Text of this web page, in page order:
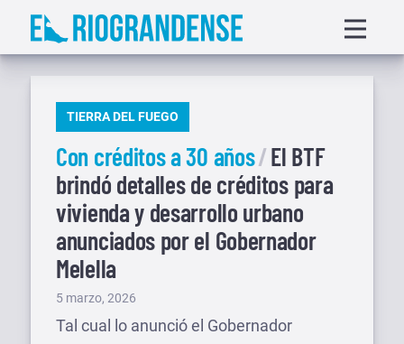
Saltar
menu
PUBLICADO
TIERRA DEL FUEGO
Con créditos a 30 años El BTF
brindó detalles de créditos para
vivienda y desarrollo urbano
anunciados por el Gobernador
Melella
Publicado
el
5 marzo, 2026
Tal cual lo anunció el Gobernador